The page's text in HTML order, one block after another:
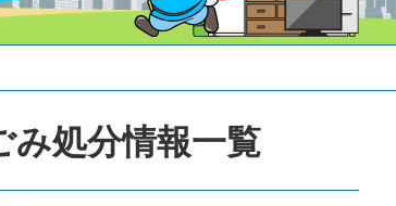
み処分情報一覧